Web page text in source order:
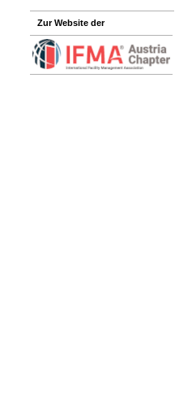
Zur Website der